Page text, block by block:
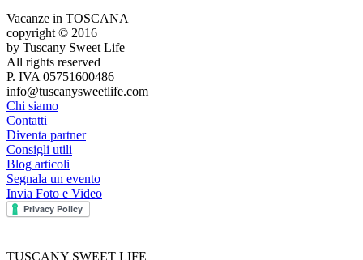
Vacanze in TOSCANA
copyright © 2016
by Tuscany Sweet Life
All rights reserved
P. IVA 05751600486
info@tuscanysweetlife.com
Chi siamo
Contatti
Diventa partner
Consigli utili
Blog articoli
Segnala un evento
Invia Foto e Video
TUSCANY SWEET LIFE